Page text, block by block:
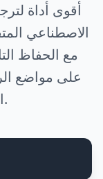
أقوى أداة
الاصطناعي
على مواضع
PDF وWord الأصلية.